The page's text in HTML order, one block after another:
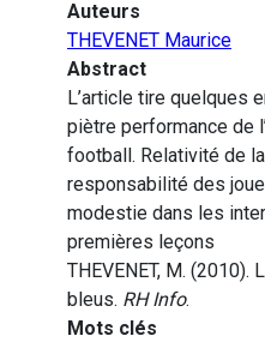
Auteurs
THEVENET Maurice
Abstract
L’article tire quelques
piètre performance de
football. Relativité de
responsabilité des
modestie dans les
premières leçons
THEVENET, M. (2010).
bleus. RH Info.
Mots clés